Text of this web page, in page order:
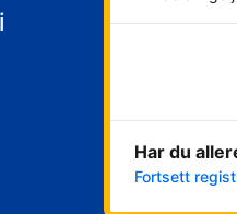
Har du
Fortsett